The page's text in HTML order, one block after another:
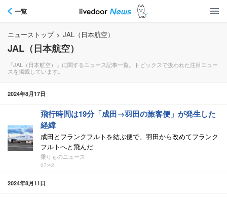
一覧
ニューストップ > JAL（日本航空）
JAL（日本航空）
『JAL（日本航空）』に関するニュース記事一覧。トピックスで扱われた注目ニュー
スを掲載しています。
2024年8月17日
飛行時間は19分「成田→羽田の旅客便」が発生した
経緯
成田とフランクフルトを結ぶ便で、羽田から改めてフランク
フルトへと飛んだ
乗りものニュース
07:42
2024年8月11日